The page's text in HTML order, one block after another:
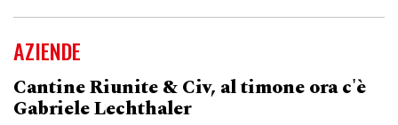
AZIENDE
Cantine Riunite & Civ, al timone ora c'è
Gabriele Lechthaler